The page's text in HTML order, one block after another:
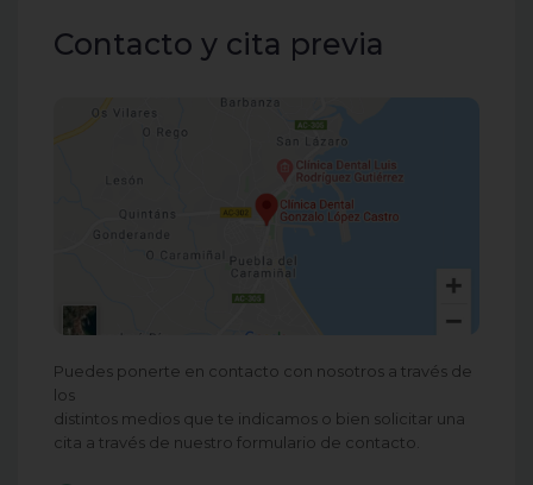
Contacto y cita previa
Puedes ponerte en contacto con nosotros a través de
los
distintos medios que te indicamos o bien solicitar una
cita a través de nuestro formulario de contacto.